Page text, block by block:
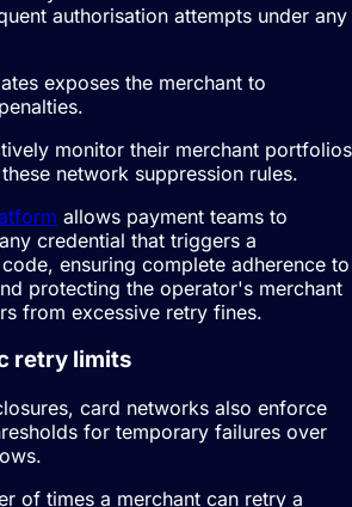
authorisation attempts under any
exposes the merchant to
monitor their merchant portfolios
network suppression rules.
allows payment teams to
credential that triggers a
ensuring complete adherence to
protecting the operator's merchant
from excessive retry fines.
retry limits
card networks also enforce
for temporary failures over
of times a merchant can retry a